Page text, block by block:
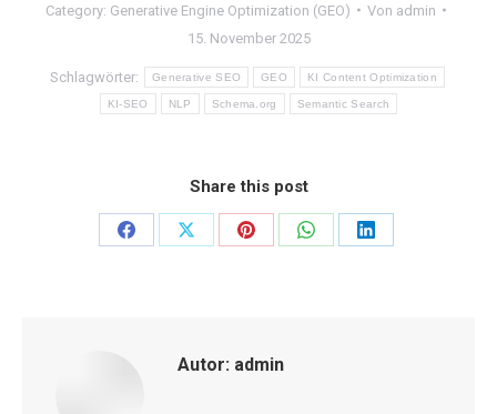
Category: Generative Engine Optimization (GEO) Von admin
15. November 2025
Schlagwörter: Generative SEO GEO KI Content Optimization
KI-SEO NLP Schema.org Semantic Search
Share this post
Share
Share
Share
Share
Share
Autor: admin